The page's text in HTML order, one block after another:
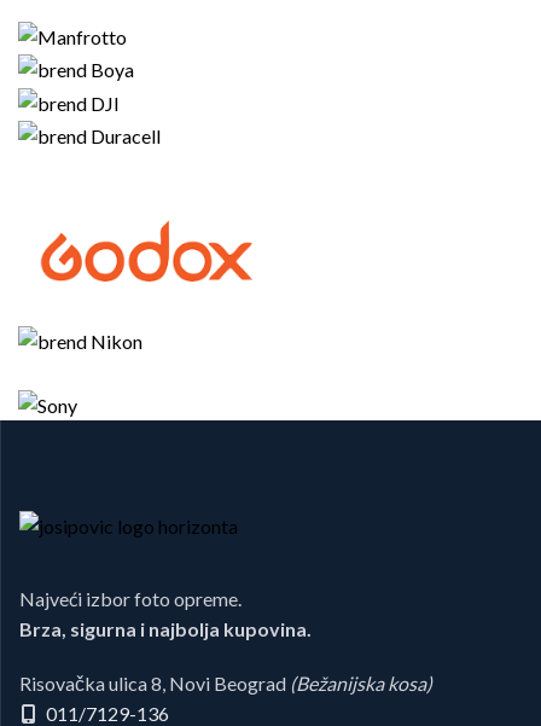
Najveći izbor foto opreme.
Brza, sigurna i najbolja kupovina.
Risovačka ulica 8, Novi Beograd (Bežanijska kosa)
011/7129-136